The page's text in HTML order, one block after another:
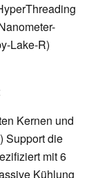
Lake-R)
Kernen und
Support die
mit 6
Kühlung